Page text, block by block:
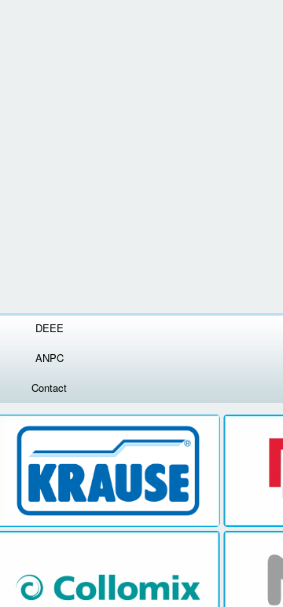
DEEE
ANPC
Contact